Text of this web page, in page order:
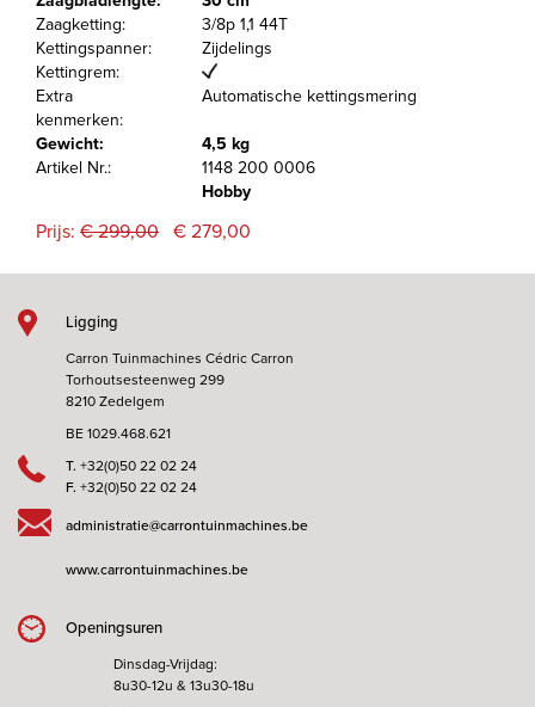
Zaagketting:
3/8p 1,1 44T
Kettingspanner:
Zijdelings
Kettingrem:
Extra
kenmerken:
Automatische kettingsmering
Gewicht:
4,5 kg
Artikel Nr.:
1148 200 0006
Hobby
Prijs: € 299,00 € 279,00
Ligging
Carron Tuinmachines Cédric Carron
Torhoutsesteenweg 299
8210 Zedelgem
BE 1029.468.621
T. +32(0)50 22 02 24
F. +32(0)50 22 02 24
administratie@carrontuinmachines.be
www.carrontuinmachines.be
Openingsuren
Dinsdag-Vrijdag:
8u30-12u & 13u30-18u